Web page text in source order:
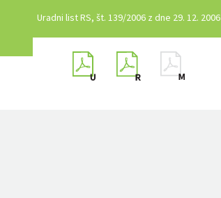
Uradni list RS, št. 139/2006 z dne 29. 12. 2006